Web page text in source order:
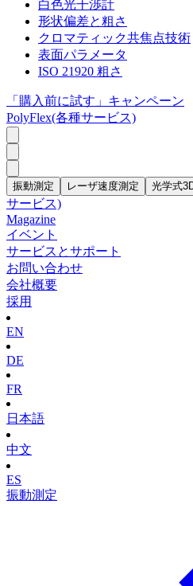
白色光干渉計
形状偏差と粗さ
クロマティック共焦点技術
表面パラメータ
ISO 21920 粗さ
「購入前に試す」キャンペーン
PolyFlex(各種サービス)
振動測定 レーザ速度測定 光学式
サービス)
Magazine
イベント
サービスとサポート
お問い合わせ
会社概要
採用
EN
DE
FR
日本語
中文
ES
振動測定